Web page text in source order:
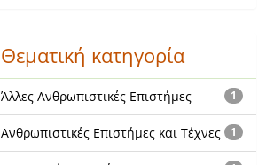
Θεματική κατηγορία
1
Άλλες Ανθρωπιστικές Επιστήμες
1
Ανθρωπιστικές Επιστήμες και Τέχνες